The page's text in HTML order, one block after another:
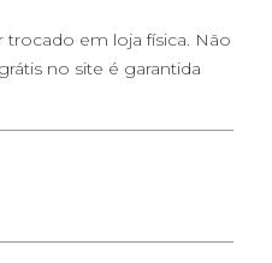
em loja física. Não
no site é garantida